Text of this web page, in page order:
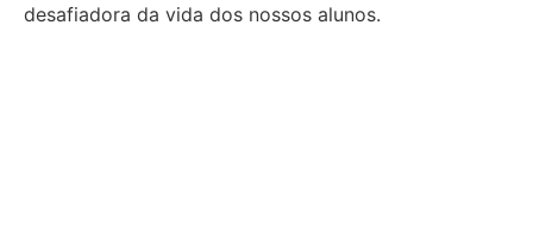
desafiadora da vida dos nossos alunos.